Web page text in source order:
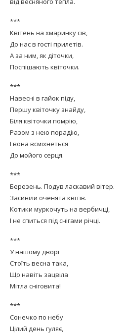
***
Квітень на хмаринку сів,
До нас в гості прилетів.
А за ним, як діточки,
Поспішають квіточки.
***
Навесні в гайок піду,
Першу квіточку знайду,
Біля квіточки помрію,
Разом з нею порадію,
І вона всміхнеться
До мойого серця.
***
Березень. Подув ласкавий вітер.
Засиніли оченята квітів.
Котики муркочуть на вербичці,
І не спиться під снігами річці.
***
У нашому дворі
Стоїть весна така,
Що навіть зацвіла
Мітла сніговита!
***
Сонечко по небу
Цілий день гуляє,